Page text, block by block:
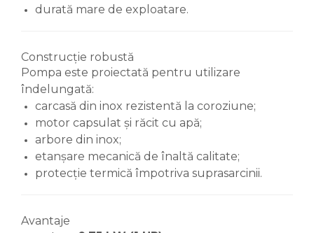
durată mare de exploatare.
Construcție robustă
Pompa este proiectată pentru utilizare
îndelungată:
carcasă din inox rezistentă la coroziune;
motor capsulat și răcit cu apă;
arbore din inox;
etanșare mecanică de înaltă calitate;
protecție termică împotriva suprasarcinii.
Avantaje